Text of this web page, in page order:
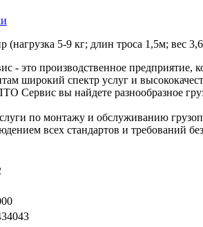
5-9 кг; длин троса 1,5м; вес
- это производственное предприятие,
широкий спектр услуг и
Сервис вы найдете разнообразное
по монтажу и обслуживанию
всех стандартов и требований